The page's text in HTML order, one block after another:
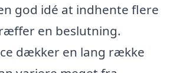
god idé at indhente flere
en beslutning.
dækker en lang række